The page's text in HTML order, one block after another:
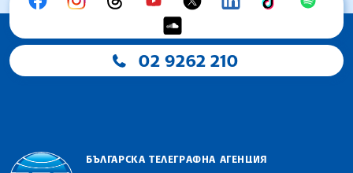
02 9262 210
БЪЛГАРСКА ТЕЛЕГРАФНА АГЕНЦИЯ